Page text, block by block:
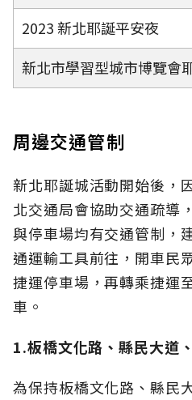
2023 新北耶誕平安夜
新北市學習型城市博覽會
周邊交通管制
新北耶誕城活動開始後，
北交通局會協助交通疏導
與停車場均有交通管制，
通運輸工具前往，開車民
捷運停車場，再轉乘捷運
車。
1.板橋文化路、縣民大道
為保持板橋文化路、縣民